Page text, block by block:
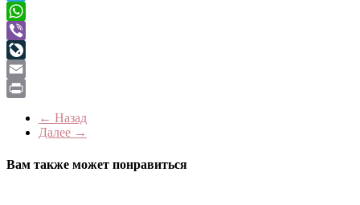
Telegram
WhatsApp
Viber
LiveJournal
Email
← Назад
Далее →
Вам также может понравиться